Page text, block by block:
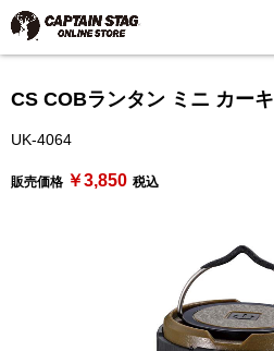
CS COBランタン ミニ カーキ
UK-4064
販売価格 ￥3,850 税込